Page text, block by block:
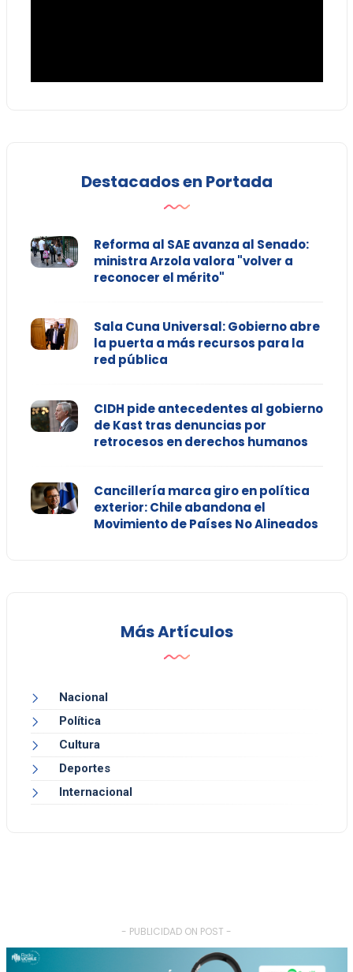
Destacados en Portada
Reforma al SAE avanza al Senado:
ministra Arzola valora "volver a
reconocer el mérito"
Sala Cuna Universal: Gobierno abre
la puerta a más recursos para la
red pública
CIDH pide antecedentes al gobierno
de Kast tras denuncias por
retrocesos en derechos humanos
Cancillería marca giro en política
exterior: Chile abandona el
Movimiento de Países No Alineados
Más Artículos
Nacional
Política
Cultura
Deportes
Internacional
- PUBLICIDAD ON POST -